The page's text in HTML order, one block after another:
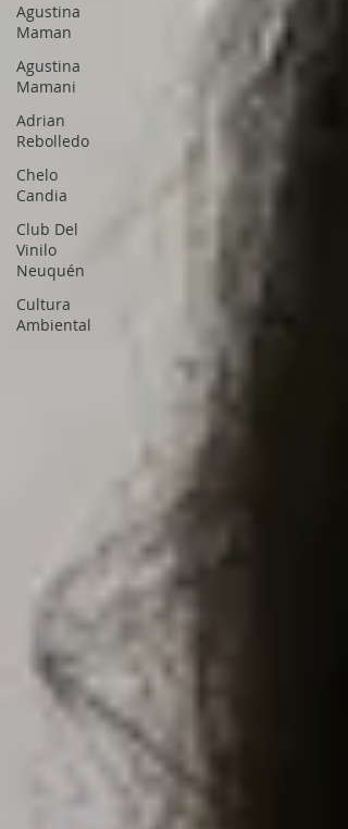
Agustina
Maman
Agustina
Mamani
Adrian
Rebolledo
Chelo
Candia
Club Del
Vinilo
Neuquén
Cultura
Ambiental